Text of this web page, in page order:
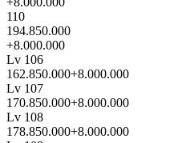
110
194.850.000
+8.000.000
Lv 106
162.850.000+8.000.000
Lv 107
170.850.000+8.000.000
Lv 108
178.850.000+8.000.000